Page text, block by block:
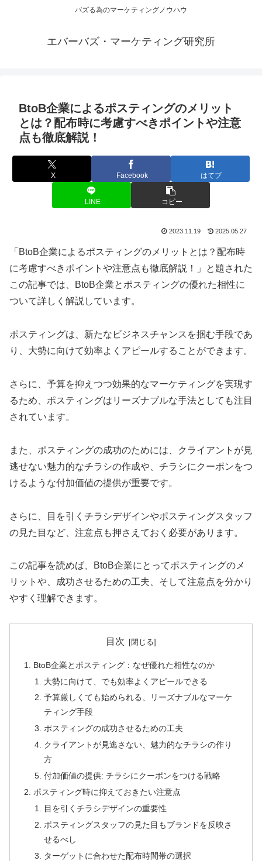
バズる為のマーケティングノウハウ
エバーバズ・マーケティング研究所
BtoB企業によるポスティングのメリット
とは？配布時に考慮すべきポイントや注意
点も徹底解説！
X Facebook はてブ
LINE コピー
2023.11.19 2025.05.27
「BtoB企業によるポスティングのメリットとは？配布時
に考慮すべきポイントや注意点も徹底解説！」と題された
この記事では、BtoB企業とポスティングの優れた相性に
ついて詳しく解説しています。
ポスティングは、新たなビジネスチャンスを掴む手段であ
り、大勢に向けて効率よくアピールすることができます。
さらに、予算を抑えつつ効果的なマーケティングを実現す
るため、ポスティングはリーズナブルな手法としても注目
されています。
また、ポスティングの成功のためには、クライアントが見
逃せない魅力的なチラシの作成や、チラシにクーポンをつ
けるような付加価値の提供が重要です。
さらに、目を引くチラシデザインやポスティングスタッフ
の見た目など、注意点も押さえておく必要があります。
この記事を読めば、BtoB企業にとってポスティングのメ
リットや、成功させるための工夫、そして注意点を分かり
やすく理解できます。
目次
BtoB企業とポスティング：なぜ優れた相性なのか
大勢に向けて、でも効率よくアピールできる
予算厳しくても始められる、リーズナブルなマーケ
ティング手段
ポスティングの成功させるための工夫
クライアントが見逃さない、魅力的なチラシの作り
方
付加価値の提供: チラシにクーポンをつける戦略
ポスティング時に抑えておきたい注意点
目を引くチラシデザインの重要性
ポスティングスタッフの見た目もブランドを反映さ
せるべし
ターゲットに合わせた配布時間帯の選択